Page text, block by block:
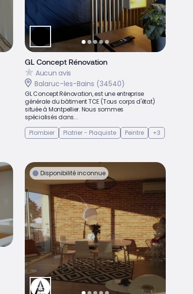
GL Concept Rénovation
Aucun avis
Balaruc-les-Bains (34540)
GL Concept Rénovation, est une entreprise
générale du bâtiment TCE (Tous corps d'état)
située à Montpellier. Nous sommes
spécialisés dans...
Plombier
Platrier - Plaquiste Peintre +3
Disponibilité inconnue